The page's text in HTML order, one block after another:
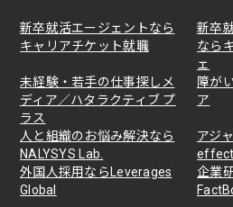
新卒就活エージェントなら
キャリアチケット就職
新卒
なら
ェ
未経験・若手の仕事探しメ
ディア／ハタラクティブ プ
ラス
障が
ア
人と組織のお悩み解決なら
NALYSYS Lab.
アジ
外国人採用ならLeverages
Global
企業